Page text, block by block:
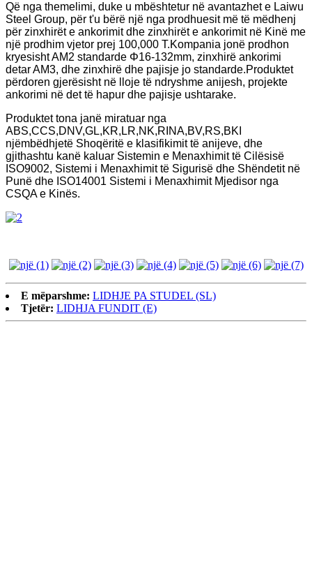
Që nga themelimi, duke u mbështetur në avantazhet e Laiwu
Steel Group, për t'u bërë një nga prodhuesit më të mëdhenj
për zinxhirët e ankorimit dhe zinxhirët e ankorimit në Kinë me
një prodhim vjetor prej 100,000 T.Kompania jonë prodhon
kryesisht AM2 standarde Φ16-132mm, zinxhirë ankorimi
detar AM3, dhe zinxhirë dhe pajisje jo standarde.Produktet
përdoren gjerësisht në lloje të ndryshme anijesh, projekte
ankorimi në det të hapur dhe pajisje ushtarake.
Produktet tona janë miratuar nga
ABS,CCS,DNV,GL,KR,LR,NK,RINA,BV,RS,BKI
njëmbëdhjetë Shoqëritë e klasifikimit të anijeve, dhe
gjithashtu kanë kaluar Sistemin e Menaxhimit të Cilësisë
ISO9002, Sistemi i Menaxhimit të Sigurisë dhe Shëndetit në
Punë dhe ISO14001 Sistemi i Menaxhimit Mjedisor nga
CSQA e Kinës.
E mëparshme: LIDHJE PA STUDEL (SL)
Tjetër: LIDHJA FUNDIT (E)